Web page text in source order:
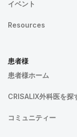
イベント
Resources
患者様
患者様ホーム
CRISALIX外科医を探
コミュニティー